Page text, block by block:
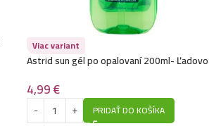
Viac variant
Astrid sun gél po opalovaní 200ml-
4,99€
PRIDAŤ DO KOŠÍKA